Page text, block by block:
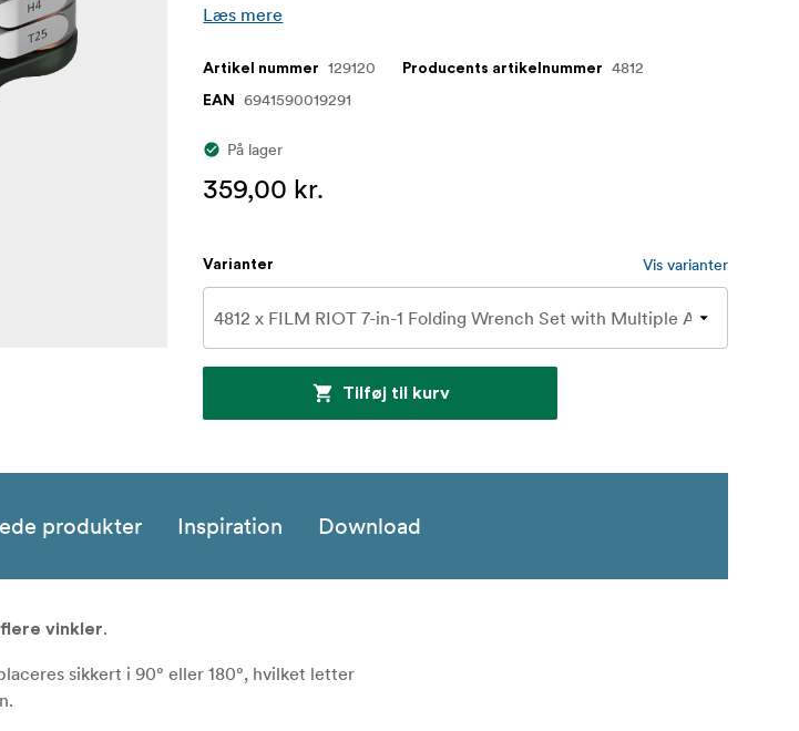
Læs mere
Artikel nummer 129120 Producents artikelnummer 4812
EAN 6941590019291
På lager
359,00 kr.
Varianter Vis varianter
Tilføj til kurv
produkter Inspiration Download
vinkler.
sikkert i 90° eller 180°, hvilket letter